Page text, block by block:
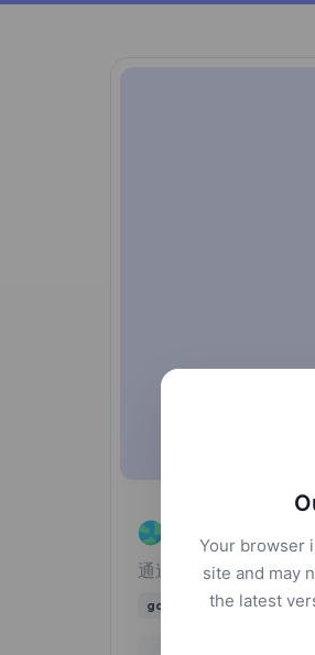
WenWare
通过图片和维基百科
games geography
Your browser
site and may
the latest